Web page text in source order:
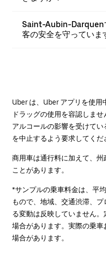
Saint-Aubin-Darquen
客の安全を守っていま
Uber は、Uber アプリを使
ドラッグの使用を容認しま
アルコールの影響を受けて
を中止するよう要求してくだ
商用車は通行料に加えて、
ことがあります。
*サンプルの乗車料金は、平
もので、地域、交通渋滞、
る変動は反映していません
場合があります。実際の乗
場合があります。